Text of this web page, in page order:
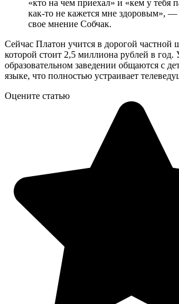
«кто на чем приехал» и «кем у тебя
как-то не кажется мне здоровым», —
свое мнение Собчак.
Сейчас Платон учится в дорогой частной
которой стоит 2,5 миллиона рублей в год.
образовательном заведении общаются с
языке, что полностью устраивает
Оцените статью